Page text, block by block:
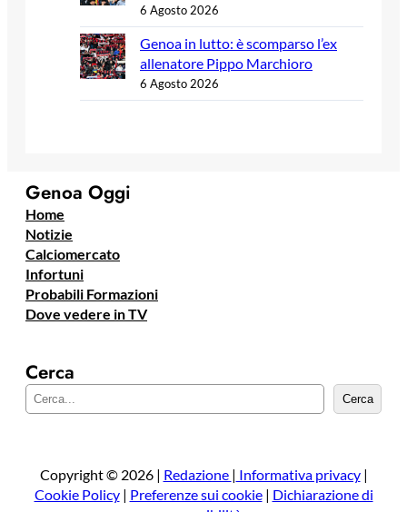
6 Agosto 2026
Genoa in lutto: è scomparso l’ex
allenatore Pippo Marchioro
6 Agosto 2026
Genoa Oggi
Home
Notizie
Calciomercato
Infortuni
Probabili Formazioni
Dove vedere in TV
Cerca
e
a
Cerca
Copyright © 2026 | Redazione | Informativa privacy|
Cookie Policy| Preferenze sui cookie| Dichiarazione di